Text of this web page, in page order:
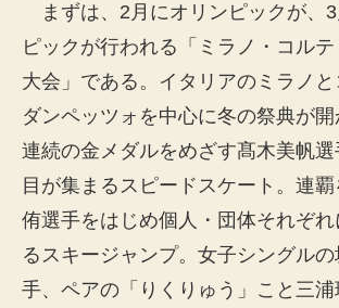
まずは、2月にオリンピックが、
ピックが行われる「ミラノ・コル
大会」である。イタリアのミラノと
ダンペッツォを中心に冬の祭典が
連続の金メダルをめざす髙木美帆
目が集まるスピードスケート。連
侑選手をはじめ個人・団体それぞれ
るスキージャンプ。女子シングル
手、ペアの「りくりゅう」こと三